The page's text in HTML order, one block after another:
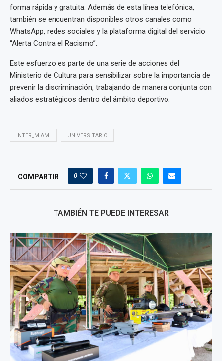
forma rápida y gratuita. Además de esta línea telefónica,
también se encuentran disponibles otros canales como
WhatsApp, redes sociales y la plataforma digital del servicio
“Alerta Contra el Racismo”.
Este esfuerzo es parte de una serie de acciones del
Ministerio de Cultura para sensibilizar sobre la importancia de
prevenir la discriminación, trabajando de manera conjunta con
aliados estratégicos dentro del ámbito deportivo.
INTER_MIAMI UNIVERSITARIO
COMPARTIR 0
TAMBIÉN TE PUEDE INTERESAR